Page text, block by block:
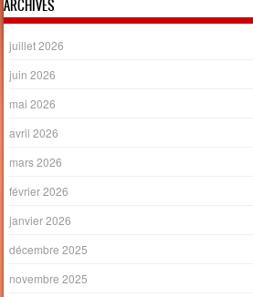
ARCHIVES
juillet 2026
juin 2026
mai 2026
avril 2026
mars 2026
février 2026
janvier 2026
décembre 2025
novembre 2025